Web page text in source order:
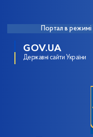
Портал в режимі
GOV.UA
Державні сайти України